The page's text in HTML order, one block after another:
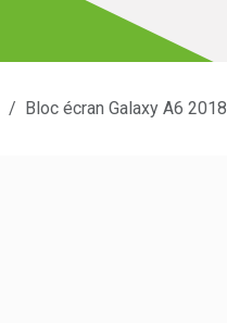
Bloc écran Galaxy A6